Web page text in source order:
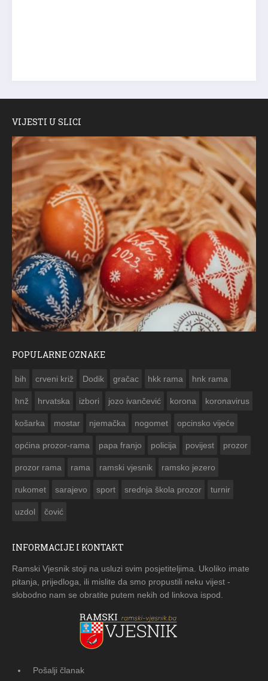
VIJESTI U SLICI
POPULARNE OZNAKE
bih crveni križ Dodik gračac hkk rama hnk rama
hnž hrvatska izbori jozo ivančević korona koronavirus
košarka mostar njemačka nogomet opcinsko vijeće
općina prozor-rama papa franjo policija povijest prozor
prozor rama rama ramski vjesnik ramsko jezero
rukomet sarajevo sport srednja škola prozor turnir
uzdol čović
INFORMACIJE I KONTAKT
Ramski Vjesnik stoji na usluzi svim posjetiteljima. Ukoliko imate
pitanja, prijedloga, ili mislite da smo propustili neku vijest -
slobodno nam se obratite putem nekih od linkova ispod.
Pošalji članak